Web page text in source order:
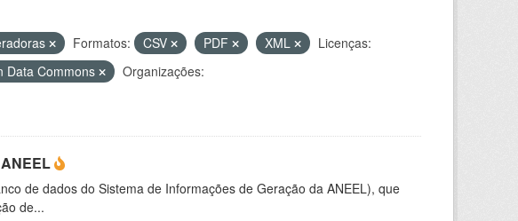
Formatos: CSV PDF XML
Licenças:
Data Commons
Organizações:
de dados do Sistema de Informações de Geração da ANEEL), que
de...